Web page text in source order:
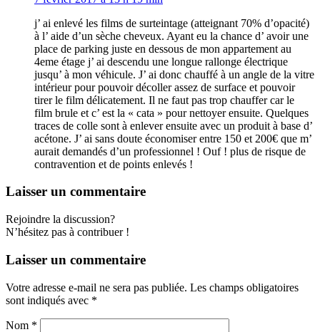
j’ ai enlevé les films de surteintage (atteignant 70% d’opacité)
à l’ aide d’un sèche cheveux. Ayant eu la chance d’ avoir une
place de parking juste en dessous de mon appartement au
4eme étage j’ ai descendu une longue rallonge électrique
jusqu’ à mon véhicule. J’ ai donc chauffé à un angle de la vitre
intérieur pour pouvoir décoller assez de surface et pouvoir
tirer le film délicatement. Il ne faut pas trop chauffer car le
film brule et c’ est la « cata » pour nettoyer ensuite. Quelques
traces de colle sont à enlever ensuite avec un produit à base d’
acétone. J’ ai sans doute économiser entre 150 et 200€ que m’
aurait demandés d’un professionnel ! Ouf ! plus de risque de
contravention et de points enlevés !
Laisser un commentaire
Rejoindre la discussion?
N’hésitez pas à contribuer !
Laisser un commentaire
Votre adresse e-mail ne sera pas publiée. Les champs obligatoires
sont indiqués avec *
Nom *